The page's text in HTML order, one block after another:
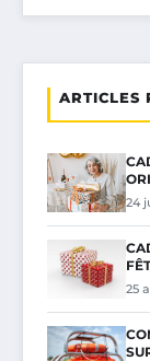
ARTICLES
24
25